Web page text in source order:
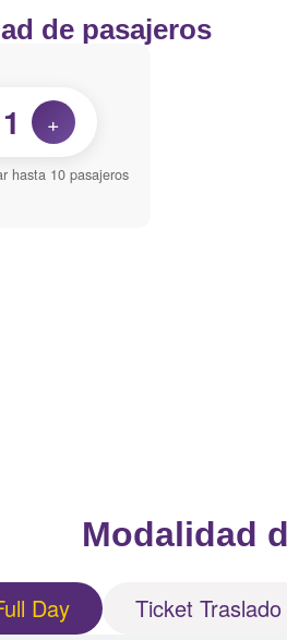
de pasajeros
1 +
hasta 10 pasajeros
Modalidad
Day Ticket